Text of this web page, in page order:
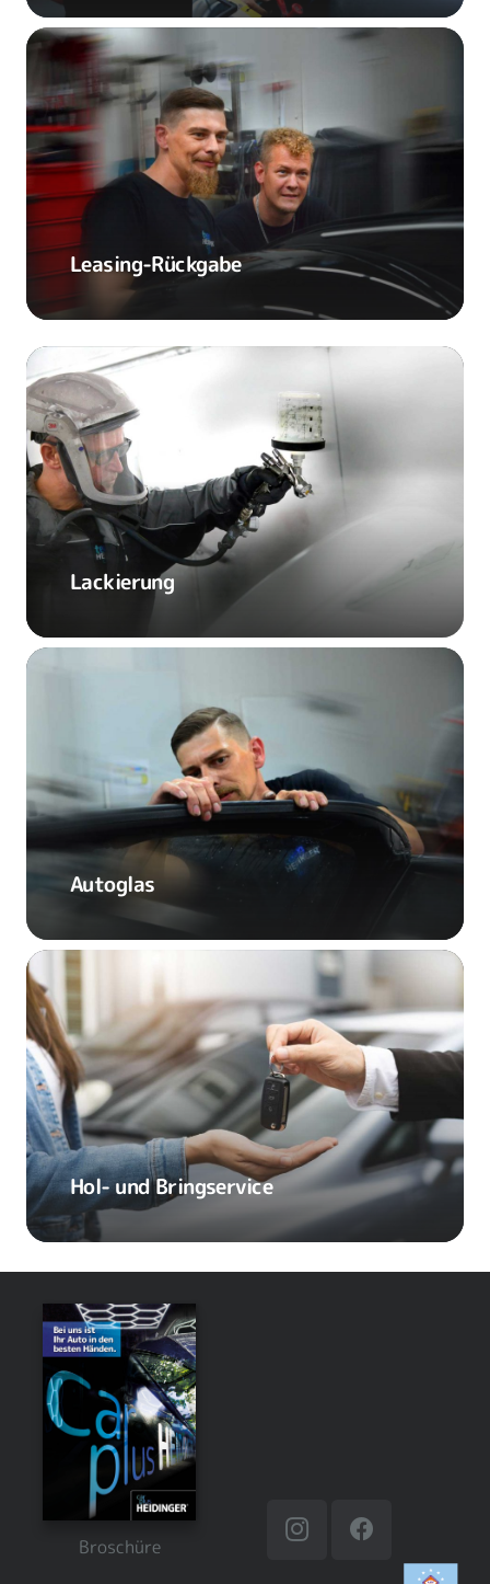
Leasing-Rückgabe
Lackierung
Autoglas
Hol- und Bringservice
Broschüre